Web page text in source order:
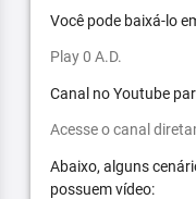
Você pode baixá-lo
Play 0 A.D.
Canal no Youtube
Acesse o canal
Abaixo, alguns
possuem vídeo: